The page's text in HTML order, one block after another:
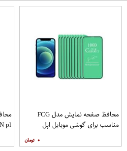
محافظ صفحه نمایش مدل FCG
مناسب برای گوشی موبایل اپل
۰